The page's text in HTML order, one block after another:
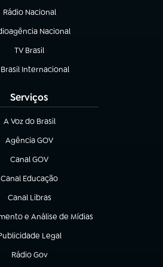
Rádio Nacional
(abre em nova aba)
Nacional
em nova aba)
TV Brasil
(abre em nova aba)
Brasil Internacional
em nova aba)
Serviços
A Voz do Brasil
(abre em nova aba)
Agência GOV
(abre em nova aba)
Canal GOV
(abre em nova aba)
Canal Educação
(abre em nova aba)
Canal Libras
(abre em nova aba)
e Análise de Mídias
aba)
Legal
em nova aba)
Rádio Gov
(abre em nova aba)